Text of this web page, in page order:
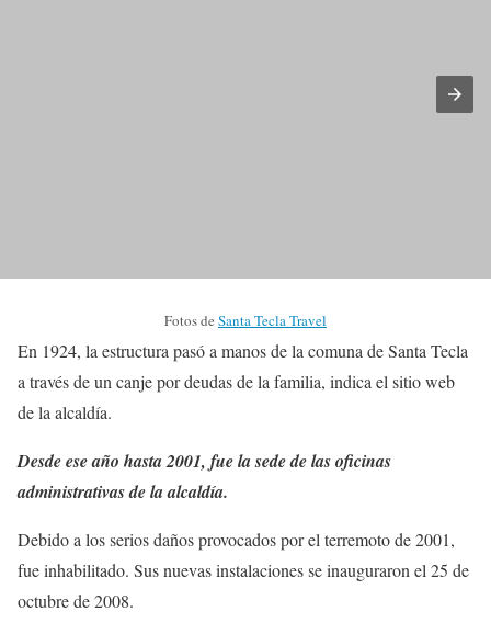
Fotos de Santa Tecla Travel
En 1924, la estructura pasó a manos de la comuna de Santa Tecla
a través de un canje por deudas de la familia, indica el sitio web
de la alcaldía.
Desde ese año hasta 2001, fue la sede de las oficinas
administrativas de la alcaldía.
Debido a los serios daños provocados por el terremoto de 2001,
fue inhabilitado. Sus nuevas instalaciones se inauguraron el 25 de
octubre de 2008.